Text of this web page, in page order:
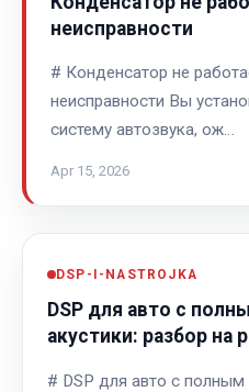
неисправности
# Конденсатор не
неисправности Вы
систему автозвука, ож…
Apr 15, 2026
DSP-I-NASTROJKA
DSP для авто с
акустики: разбор на
# DSP для авто с полным